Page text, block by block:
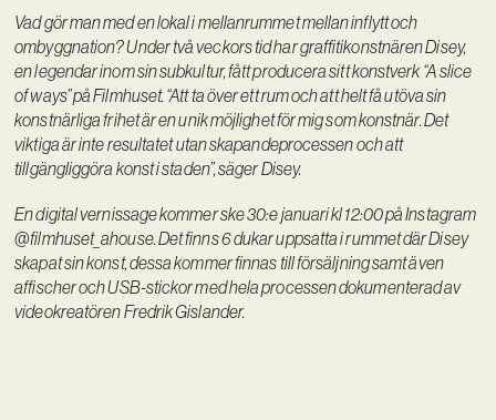
Vad gör man med en lokal i mellanrummet mellan inflytt och
ombyggnation? Under två veckors tid har graffitikonstnären Disey,
en legendar inom sin subkultur, fått producera sitt konstverk “A slice
of ways” på Filmhuset. “Att ta över ett rum och att helt få utöva sin
konstnärliga frihet är en unik möjlighet för mig som konstnär. Det
viktiga är inte resultatet utan skapandeprocessen och att
tillgängliggöra konst i staden”, säger Disey.
En digital vernissage kommer ske 30:e januari kl 12:00 på Instagram
@filmhuset_ahouse. Det finns 6 dukar uppsatta i rummet där Disey
skapat sin konst, dessa kommer finnas till försäljning samt även
affischer och USB-stickor med hela processen dokumenterad av
videokreatören Fredrik Gislander.